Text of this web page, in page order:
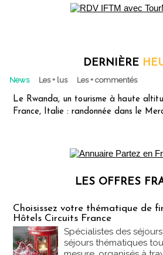
DERNIÈRE
News Les + lus Les + commentés
Le Rwanda, un tourisme à haute
France, Italie : randonnée dans le
LES OFFRES
Choisissez votre thématique de
Hôtels Circuits France
Spécialistes des
séjours thématiques